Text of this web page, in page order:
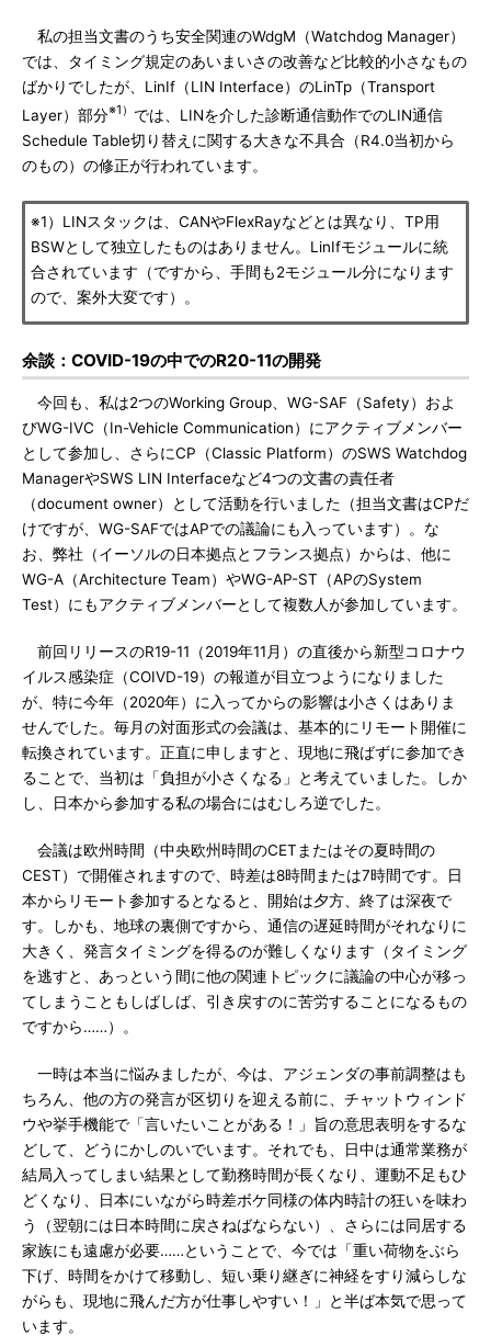
私の担当文書のうち安全関連のWdgM（Watchdog Manager）
では、タイミング規定のあいまいさの改善など比較的小さなもの
ばかりでしたが、LinIf（LIN Interface）のLinTp（Transport
Layer）部分※1） では、LINを介した診断通信動作でのLIN通信
Schedule Table切り替えに関する大きな不具合（R4.0当初から
のもの）の修正が行われています。
※1）LINスタックは、CANやFlexRayなどとは異なり、TP用
BSWとして独立したものはありません。LinIfモジュールに統
合されています（ですから、手間も2モジュール分になります
ので、案外大変です）。
余談：COVID-19の中でのR20-11の開発
今回も、私は2つのWorking Group、WG-SAF（Safety）およ
びWG-IVC（In-Vehicle Communication）にアクティブメンバー
として参加し、さらにCP（Classic Platform）のSWS Watchdog
ManagerやSWS LIN Interfaceなど4つの文書の責任者
（document owner）として活動を行いました（担当文書はCPだ
けですが、WG-SAFではAPでの議論にも入っています）。な
お、弊社（イーソルの日本拠点とフランス拠点）からは、他に
WG-A（Architecture Team）やWG-AP-ST（APのSystem
Test）にもアクティブメンバーとして複数人が参加しています。
前回リリースのR19-11（2019年11月）の直後から新型コロナウ
イルス感染症（COIVD-19）の報道が目立つようになりました
が、特に今年（2020年）に入ってからの影響は小さくはありま
せんでした。毎月の対面形式の会議は、基本的にリモート開催に
転換されています。正直に申しますと、現地に飛ばずに参加でき
ることで、当初は「負担が小さくなる」と考えていました。しか
し、日本から参加する私の場合にはむしろ逆でした。
会議は欧州時間（中央欧州時間のCETまたはその夏時間の
CEST）で開催されますので、時差は8時間または7時間です。日
本からリモート参加するとなると、開始は夕方、終了は深夜で
す。しかも、地球の裏側ですから、通信の遅延時間がそれなりに
大きく、発言タイミングを得るのが難しくなります（タイミング
を逃すと、あっという間に他の関連トピックに議論の中心が移っ
てしまうこともしばしば、引き戻すのに苦労することになるもの
ですから……）。
一時は本当に悩みましたが、今は、アジェンダの事前調整はも
ちろん、他の方の発言が区切りを迎える前に、チャットウィンド
ウや挙手機能で「言いたいことがある！」旨の意思表明をするな
どして、どうにかしのいでいます。それでも、日中は通常業務が
結局入ってしまい結果として勤務時間が長くなり、運動不足もひ
どくなり、日本にいながら時差ボケ同様の体内時計の狂いを味わ
う（翌朝には日本時間に戻さねばならない）、さらには同居する
家族にも遠慮が必要……ということで、今では「重い荷物をぶら
下げ、時間をかけて移動し、短い乗り継ぎに神経をすり減らしな
がらも、現地に飛んだ方が仕事しやすい！」と半ば本気で思って
います。